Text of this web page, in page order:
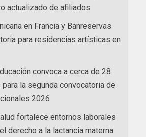
actualizado de afiliados
en Francia y Banreservas
para residencias artísticas en
convoca a cerca de 28
la segunda convocatoria de
2026
fortalece entornos laborales
derecho a la lactancia materna